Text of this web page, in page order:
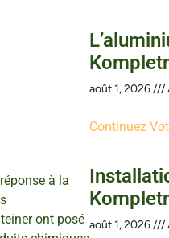
à la
ont posé
août 1, 2026
Continuez
août 1, 2026